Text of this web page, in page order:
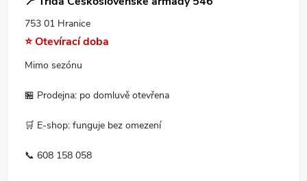
753 01 Hranice
⭐ Otevírací doba
Mimo sezónu
🏪 Prodejna: po domluvě otevřena
🛒 E-shop: funguje bez omezení
📞 608 158 058